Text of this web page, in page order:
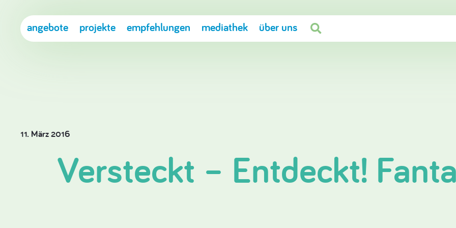
angebote projekte empfehlungen mediathek über uns 
11. März 2016
Versteckt – Entdeckt!